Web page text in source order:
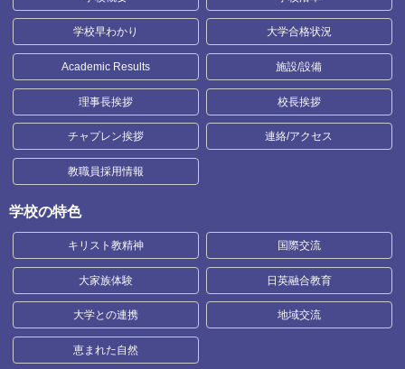
学校早わかり 大学合格状況
Academic Results 施設/設備
理事長挨拶 校長挨拶
チャプレン挨拶 連絡/アクセス
教職員採用情報
学校の特色
キリスト教精神 国際交流
大家族体験 日英融合教育
大学との連携 地域交流
恵まれた自然